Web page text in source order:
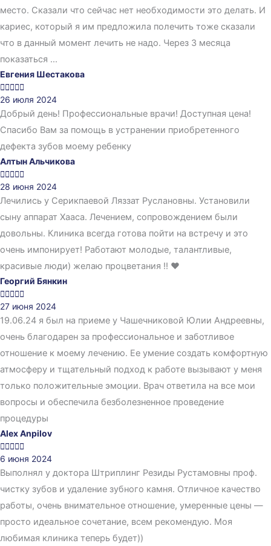
место. Сказали что сейчас нет необходимости это делать. И
кариес, который я им предложила полечить тоже сказали
что в данный момент лечить не надо. Через 3 месяца
показаться ...
Евгения Шестакова

26 июля 2024
Добрый день! Профессиональные врачи! Доступная цена!
Спасибо Вам за помощь в устранении приобретенного
дефекта зубов моему ребенку
Алтын Альчикова

28 июня 2024
Лечились у Серикпаевой Ляззат Руслановны. Установили
сыну аппарат Хааса. Лечением, сопровождением были
довольны. Клиника всегда готова пойти на встречу и это
очень импонирует! Работают молодые, талантливые,
красивые люди) желаю процветания !! ❤️
Георгий Бянкин

27 июня 2024
19.06.24 я был на приеме у Чашечниковой Юлии Андреевны,
очень благодарен за профессиональное и заботливое
отношение к моему лечению. Ее умение создать комфортную
атмосферу и тщательный подход к работе вызывают у меня
только положительные эмоции. Врач ответила на все мои
вопросы и обеспечила безболезненное проведение
процедуры
Alex Anpilov

6 июня 2024
Выполнял у доктора Штриплинг Резиды Рустамовны проф.
чистку зубов и удаление зубного камня. Отличное качество
работы, очень внимательное отношение, умеренные цены —
просто идеальное сочетание, всем рекомендую. Моя
любимая клиника теперь будет))